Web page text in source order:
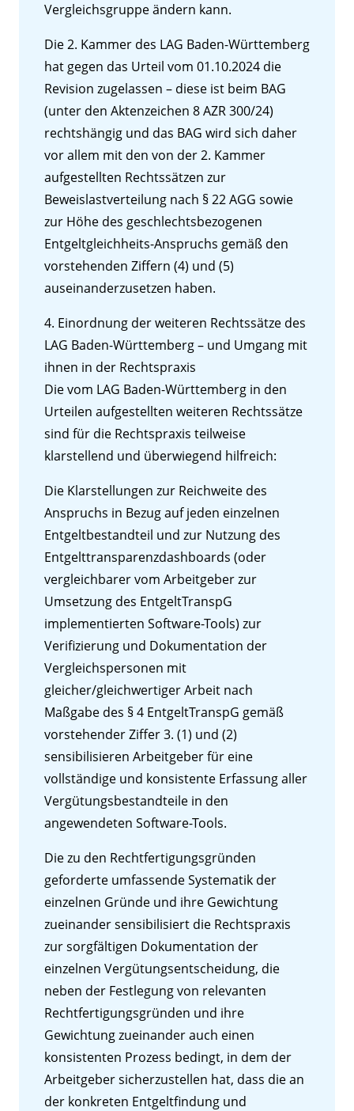
Vergleichsgruppe ändern kann.
Die 2. Kammer des LAG Baden-Württemberg
hat gegen das Urteil vom 01.10.2024 die
Revision zugelassen – diese ist beim BAG
(unter den Aktenzeichen 8 AZR 300/24)
rechtshängig und das BAG wird sich daher
vor allem mit den von der 2. Kammer
aufgestellten Rechtssätzen zur
Beweislastverteilung nach § 22 AGG sowie
zur Höhe des geschlechtsbezogenen
Entgeltgleichheits-Anspruchs gemäß den
vorstehenden Ziffern (4) und (5)
auseinanderzusetzen haben.
4. Einordnung der weiteren Rechtssätze des
LAG Baden-Württemberg – und Umgang mit
ihnen in der Rechtspraxis
Die vom LAG Baden-Württemberg in den
Urteilen aufgestellten weiteren Rechtssätze
sind für die Rechtspraxis teilweise
klarstellend und überwiegend hilfreich:
Die Klarstellungen zur Reichweite des
Anspruchs in Bezug auf jeden einzelnen
Entgeltbestandteil und zur Nutzung des
Entgelttransparenzdashboards (oder
vergleichbarer vom Arbeitgeber zur
Umsetzung des EntgeltTranspG
implementierten Software-Tools) zur
Verifizierung und Dokumentation der
Vergleichspersonen mit
gleicher/gleichwertiger Arbeit nach
Maßgabe des § 4 EntgeltTranspG gemäß
vorstehender Ziffer 3. (1) und (2)
sensibilisieren Arbeitgeber für eine
vollständige und konsistente Erfassung aller
Vergütungsbestandteile in den
angewendeten Software-Tools.
Die zu den Rechtfertigungsgründen
geforderte umfassende Systematik der
einzelnen Gründe und ihre Gewichtung
zueinander sensibilisiert die Rechtspraxis
zur sorgfältigen Dokumentation der
einzelnen Vergütungsentscheidung, die
neben der Festlegung von relevanten
Rechtfertigungsgründen und ihre
Gewichtung zueinander auch einen
konsistenten Prozess bedingt, in dem der
Arbeitgeber sicherzustellen hat, dass die an
der konkreten Entgeltfindung und